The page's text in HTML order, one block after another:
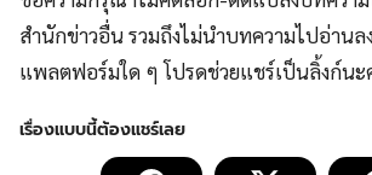
สำนักข่าวอื่น รวมถึงไม่นำบทความไปอ่านล
แพลตฟอร์มใด ๆ โปรดช่วยแชร์เป็นลิ้งก์นะ